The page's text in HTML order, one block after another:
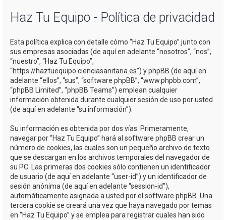
Haz Tu Equipo - Política de privacidad
Esta política explica con detalle cómo “Haz Tu Equipo” junto con
sus empresas asociadas (de aquí en adelante “nosotros”, “nos”,
“nuestro”, “Haz Tu Equipo”,
“https://haztuequipo.cienciasanitaria.es”) y phpBB (de aquí en
adelante “ellos”, “sus”, “software phpBB”, “www.phpbb.com”,
“phpBB Limited”, “phpBB Teams”) emplean cualquier
información obtenida durante cualquier sesión de uso por usted
(de aquí en adelante “su información”).
Su información es obtenida por dos vías. Primeramente,
navegar por “Haz Tu Equipo” hará al software phpBB crear un
número de cookies, las cuales son un pequeño archivo de texto
que se descargan en los archivos temporales del navegador de
su PC. Las primeras dos cookies sólo contienen un identificador
de usuario (de aquí en adelante “user-id”) y un identificador de
sesión anónima (de aquí en adelante “session-id”),
automáticamente asignada a usted por el software phpBB. Una
tercera cookie se creará una vez que haya navegado por temas
en “Haz Tu Equipo” y se emplea para registrar cuales han sido